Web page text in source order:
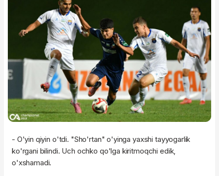
- O'yin qiyin o'tdi. "Sho'rtan" o'yinga yaxshi tayyogarlik
ko'rgani bilindi. Uch ochko qo'lga kiritmoqchi edik,
o'xshamadi.